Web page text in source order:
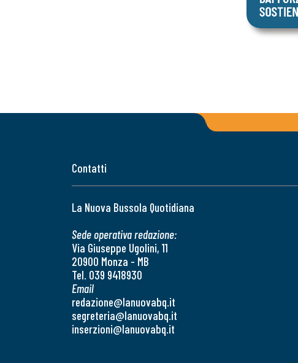
Contatti
La Nuova Bussola Quotidiana
Sede operativa redazione:
Via Giuseppe Ugolini, 11
20900 Monza - MB
Tel. 039 9418930
Email
redazione@lanuovabq.it
segreteria@lanuovabq.it
inserzioni@lanuovabq.it